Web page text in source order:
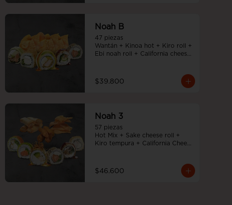
Noah B
47 piezas
Wantán + Kinoa hot + Kiro roll +
Ebi noah roll + California cheese
$39.800
Noah 3
57 piezas
Hot Mix + Sake cheese roll +
Kiro tempura + California Cheese
$46.600